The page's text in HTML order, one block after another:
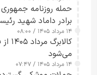
حمله روزنامه
برادر داماد شهید
۱۴ مرداد ۱۴۰۵ / ۰۸:۰۰
می‌شود
۱۴ مرداد ۱۴۰۵ / ۰۷:۴۷